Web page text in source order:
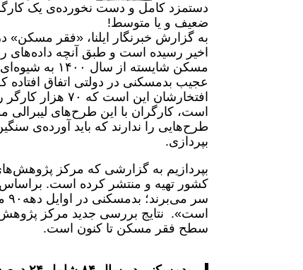
دستمزد کامل و دست نخورده‌ی یک
ضعیف و یا متوسط!
به گزارش خبرنگار ایلنا، «فقر
اخیر رسیده است و طبق آنچه داده‌های
مسکن
عجیب بدمسکنی در دولتی اتفاق افتاده
افتخارشان این
است، کارگران با این طرح‌های
بپردازی.
کشور تهیه و منتشر کرده است. براساس
سطح فقر مسکن تا کنون است.